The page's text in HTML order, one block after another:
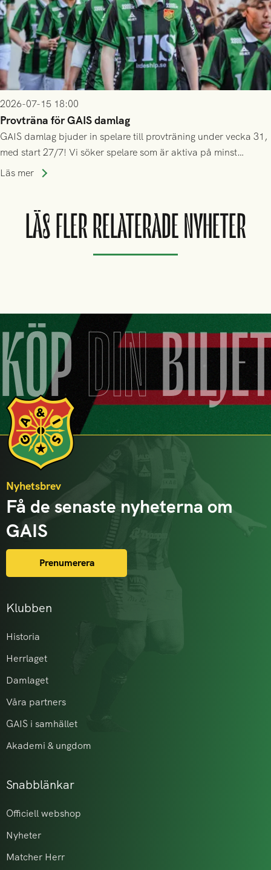
2026-07-15 18:00
Provträna för GAIS damlag
GAIS damlag bjuder in spelare till provträning under vecka 31,
med start 27/7! Vi söker spelare som är aktiva på minst
division 3-nivå.
Läs mer
LÄS FLER RELATERADE NYHETER
KÖPDIN
Klubben
Historia
Herrlaget
Damlaget
Våra partners
GAIS i samhället
Akademi & ungdom
Snabblänkar
Officiell webshop
Nyheter
Matcher Herr
Nyhetsbrev
Få de senaste nyheterna om
GAIS
Prenumerera